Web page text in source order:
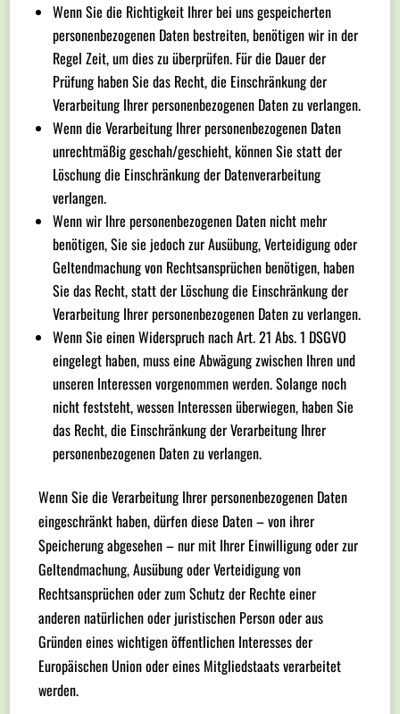
Wenn Sie die Richtigkeit Ihrer bei uns gespeicherten
personenbezogenen Daten bestreiten, benötigen wir in der
Regel Zeit, um dies zu überprüfen. Für die Dauer der
Prüfung haben Sie das Recht, die Einschränkung der
Verarbeitung Ihrer personenbezogenen Daten zu verlangen.
Wenn die Verarbeitung Ihrer personenbezogenen Daten
unrechtmäßig geschah/geschieht, können Sie statt der
Löschung die Einschränkung der Datenverarbeitung
verlangen.
Wenn wir Ihre personenbezogenen Daten nicht mehr
benötigen, Sie sie jedoch zur Ausübung, Verteidigung oder
Geltendmachung von Rechtsansprüchen benötigen, haben
Sie das Recht, statt der Löschung die Einschränkung der
Verarbeitung Ihrer personenbezogenen Daten zu verlangen.
Wenn Sie einen Widerspruch nach Art. 21 Abs. 1 DSGVO
eingelegt haben, muss eine Abwägung zwischen Ihren und
unseren Interessen vorgenommen werden. Solange noch
nicht feststeht, wessen Interessen überwiegen, haben Sie
das Recht, die Einschränkung der Verarbeitung Ihrer
personenbezogenen Daten zu verlangen.
Wenn Sie die Verarbeitung Ihrer personenbezogenen Daten
eingeschränkt haben, dürfen diese Daten – von ihrer
Speicherung abgesehen – nur mit Ihrer Einwilligung oder zur
Geltendmachung, Ausübung oder Verteidigung von
Rechtsansprüchen oder zum Schutz der Rechte einer
anderen natürlichen oder juristischen Person oder aus
Gründen eines wichtigen öffentlichen Interesses der
Europäischen Union oder eines Mitgliedstaats verarbeitet
werden.